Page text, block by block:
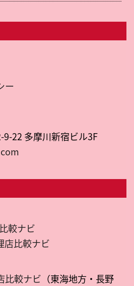
ー
22 多摩川新宿ビル3F
較ナビ
店比較ナビ
比較ナビ （東海地方・長野